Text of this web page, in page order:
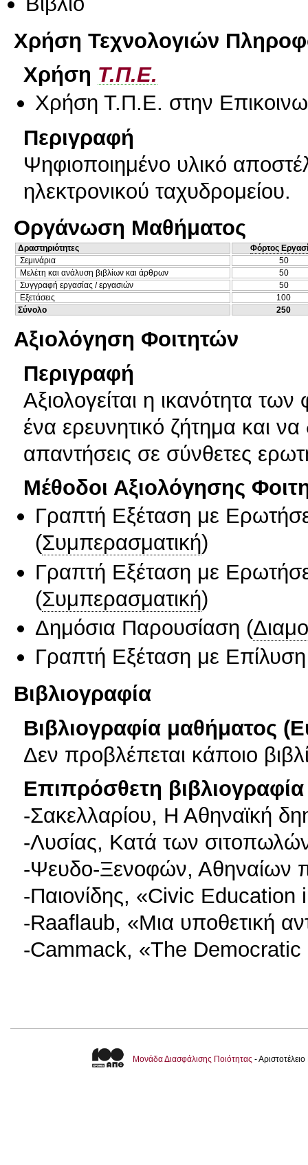
Χρήση Τεχνολογιών
Χρήση Τ.Π.Ε.
Χρήση Τ.Π.Ε. στην
Περιγραφή
Ψηφιοποιημένο υλικό
ηλεκτρονικού ταχυδρομείου.
Οργάνωση Μαθήματος
Δραστηριότητες
Φόρτος
Σεμινάρια
50
Μελέτη και ανάλυση βιβλίων και άρθρων
50
Συγγραφή εργασίας / εργασιών
50
Εξετάσεις
100
Σύνολο
250
Αξιολόγηση Φοιτητών
Περιγραφή
Αξιολογείται η ικανότητα
ένα ερευνητικό ζήτημα και
απαντήσεις σε σύνθετες
Μέθοδοι Αξιολόγησης
Γραπτή Εξέταση με
(Συμπερασματική)
Γραπτή Εξέταση με
(Συμπερασματική)
Δημόσια Παρουσίαση (
Γραπτή Εξέταση με
Βιβλιογραφία
Βιβλιογραφία μαθήματος
Δεν προβλέπεται κάποιο
Επιπρόσθετη βιβλιογραφία
-Σακελλαρίου, Η Αθηναϊκή
-Λυσίας, Κατά των
-Ψευδο-Ξενοφών, Αθηναίων
-Παιονίδης, «Civic
-Raaflaub, «Μια υποθετική
-Cammack, «Τhe
Μονάδα Διασφάλισης Ποιότητας -